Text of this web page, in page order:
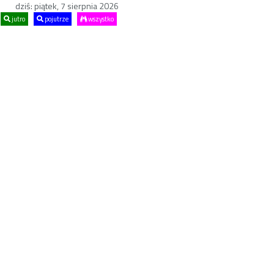
dziś: piątek, 7 sierpnia 2026
jutro pojutrze wszystko